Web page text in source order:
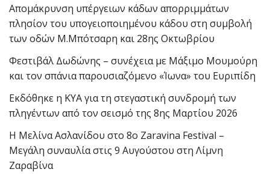
Απομάκρυνση υπέργειων κάδων απορριμμάτων
πλησίον του υπογειοποιημένου κάδου στη συμβολή
των οδών Μ.Μπότσαρη και 28ης Οκτωβρίου
Φεστιβάλ Δωδώνης – συνέχεια με Μάξιμο Μουμούρη
και τον σπάνια παρουσιαζόμενο «Ίωνα» του Ευριπίδη
Εκδόθηκε η ΚΥΑ για τη στεγαστική συνδρομή των
πληγέντων από τον σεισμό της 8ης Μαρτίου 2026
Η Μελίνα Ασλανίδου στο 8ο Zaravina Festival –
Μεγάλη συναυλία στις 9 Αυγούστου στη Λίμνη
Ζαραβίνα